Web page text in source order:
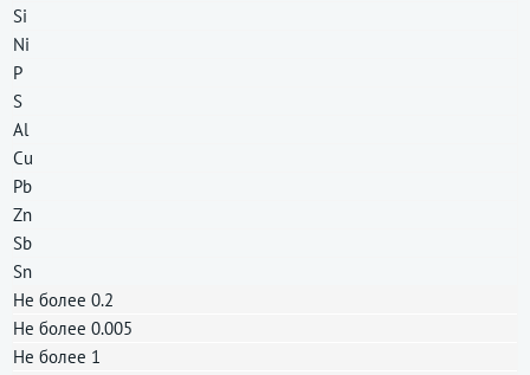
Si
Ni
P
S
Al
Cu
Pb
Zn
Sb
Sn
Не более 0.2
Не более 0.005
Не более 1